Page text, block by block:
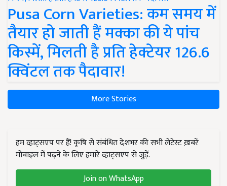
Pusa Corn Varieties: कम समय में
तैयार हो जाती हैं मक्का की ये पांच
किस्में, मिलती है प्रति हेक्टेयर 126.6
क्विंटल तक पैदावार!
More Stories
हम व्हाट्सएप पर हैं! कृषि से संबंधित देशभर की सभी लेटेस्ट ख़बरें
मोबाइल में पढ़ने के लिए हमारे व्हाट्सएप से जुड़ें.
Join on WhatsApp